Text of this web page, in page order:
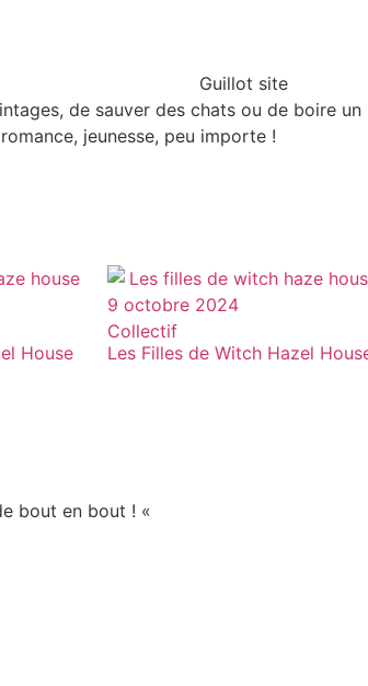
de sauver des chats ou de boire
jeunesse, peu importe !
House
9 octobre 2024
Collectif
Les Filles de Witch Hazel
bout en bout ! «